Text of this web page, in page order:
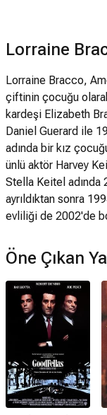
Lorraine
Lorraine Bracco,
çiftinin çocuğu
kardeşi Elizabeth
Daniel Guerard ile
adında bir kız
ünlü aktör Harvey
Stella Keitel adında
ayrıldıktan sonra
evliliği de 2002'de
Öne Çıkan